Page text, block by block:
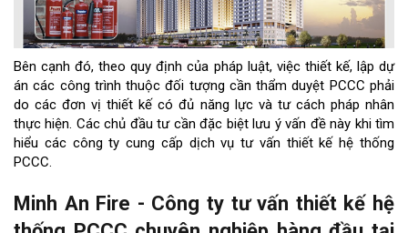
Bên cạnh đó, theo quy định của pháp luật, việc thiết kế, lập dự
án các công trình thuộc đối tượng cần thẩm duyệt PCCC phải
do các đơn vị thiết kế có đủ năng lực và tư cách pháp nhân
thực hiện. Các chủ đầu tư cần đặc biệt lưu ý vấn đề này khi tìm
hiểu các công ty cung cấp dịch vụ tư vấn thiết kế hệ thống
PCCC.
Minh An Fire - Công ty tư vấn thiết kế hệ